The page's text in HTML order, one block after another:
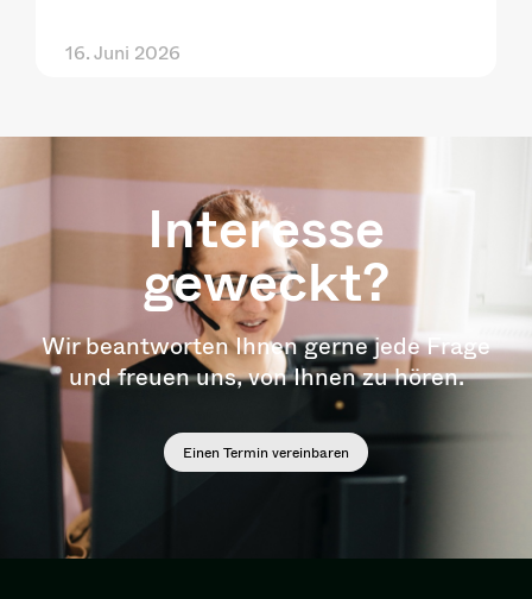
16. Juni 2026
Interesse
geweckt?
Wir beantworten Ihnen gerne jede Frage
und freuen uns, von Ihnen zu hören.
Einen Termin vereinbaren